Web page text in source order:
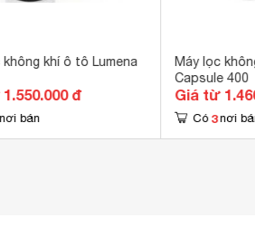
không khí ô tô Lumena
đ
nơi bán
Máy lọc
Capsule 400
Giá từ
Có 3 nơi